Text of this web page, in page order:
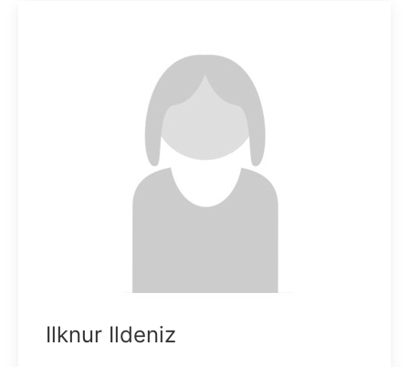
Ilknur Ildeniz